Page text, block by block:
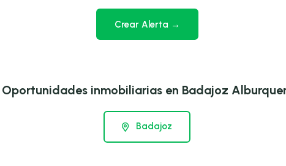
Crear Alerta →
Oportunidades inmobiliarias en Badajoz
Badajoz